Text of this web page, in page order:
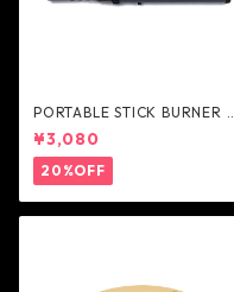
PORTABLE STICK BURNER -
AS2OV
¥3,080
20%OFF